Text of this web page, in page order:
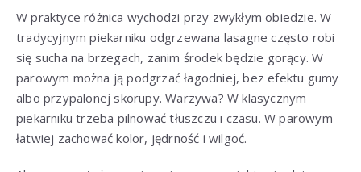
W praktyce różnica wychodzi przy zwykłym obiedzie. W
tradycyjnym piekarniku odgrzewana lasagne często robi
się sucha na brzegach, zanim środek będzie gorący. W
parowym można ją podgrzać łagodniej, bez efektu gumy
albo przypalonej skorupy. Warzywa? W klasycznym
piekarniku trzeba pilnować tłuszczu i czasu. W parowym
łatwiej zachować kolor, jędrność i wilgoć.